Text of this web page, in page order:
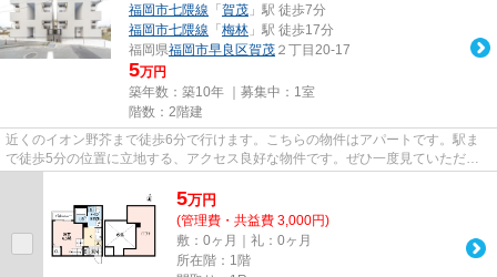
福岡市七隈線 「 賀茂 」駅 徒歩7分
福岡市七隈線 「 梅林 」駅 徒歩17分
福岡県福岡市早良区賀茂 ２丁目20-17
5万円
築年数：築10年 ｜募集中： 1室
階数：2階建
近くのイオン野芥まで徒歩6分で行けます。こちらの物件はアパートです。駅ま
で徒歩5分の位置に立地する、アクセス良好な物件です。ぜひ一度見ていただき
5万円
(管理費・共益費 3,000円)
敷：0ヶ月｜礼：0ヶ月
所在階：1階